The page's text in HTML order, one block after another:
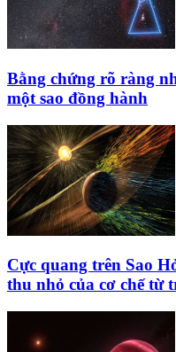
Bằng chứng rõ ràng
một sao đồng hành
Cực quang trên Sao
thu nhỏ của cơ chế từ